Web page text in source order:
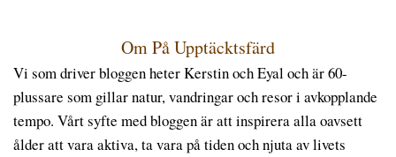
Om På Upptäcktsfärd
Vi som driver bloggen heter Kerstin och Eyal och är 60-
plussare som gillar natur, vandringar och resor i avkopplande
tempo. Vårt syfte med bloggen är att inspirera alla oavsett
ålder att vara aktiva, ta vara på tiden och njuta av livets